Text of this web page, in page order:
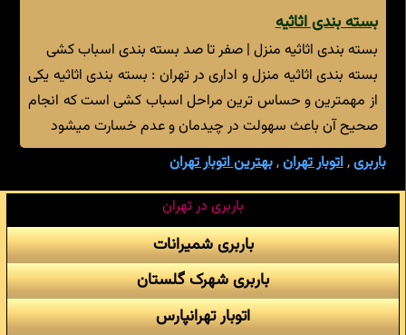
بسته بندی اثاثیه
بسته بندی اثاثیه منزل | صفر تا صد بسته بندی اسباب کشی
بسته بندی اثاثیه منزل و اداری در تهران : بسته بندی اثاثیه یکی
از مهمترین و حساس ترین مراحل اسباب کشی است که انجام
صحیح آن باعث سهولت در چیدمان و عدم خسارت میشود
باربری,اتوبار تهران,بهترین اتوبار تهران
باربری در تهران
باربری شمیرانات
باربری شهرک گلستان
اتوبار تهرانپارس